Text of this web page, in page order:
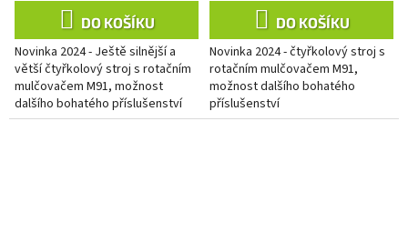
DO KOŠÍKU
Novinka 2024 - Ještě silnější a
větší čtyřkolový stroj s rotačním
mulčovačem M91, možnost
dalšího bohatého příslušenství
DO KOŠÍKU
Novinka 2024 - čtyřkolový stroj s
rotačním mulčovačem M91,
možnost dalšího bohatého
příslušenství